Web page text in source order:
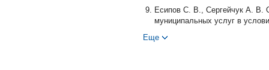
Есипов С. В., Сергейчук А. В.
муниципальных услуг в
Еще